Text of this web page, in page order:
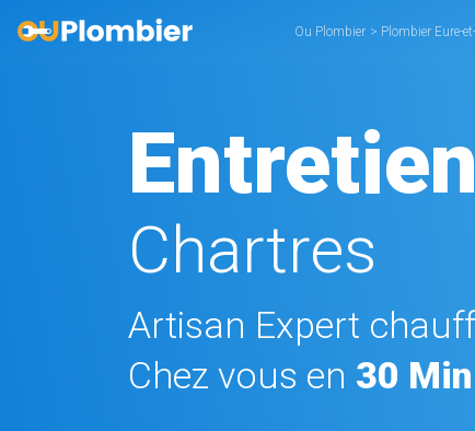
Ou Plombier > Plombier Eure-
Chartres
Artisan Expert
Chez vous en 30 Min